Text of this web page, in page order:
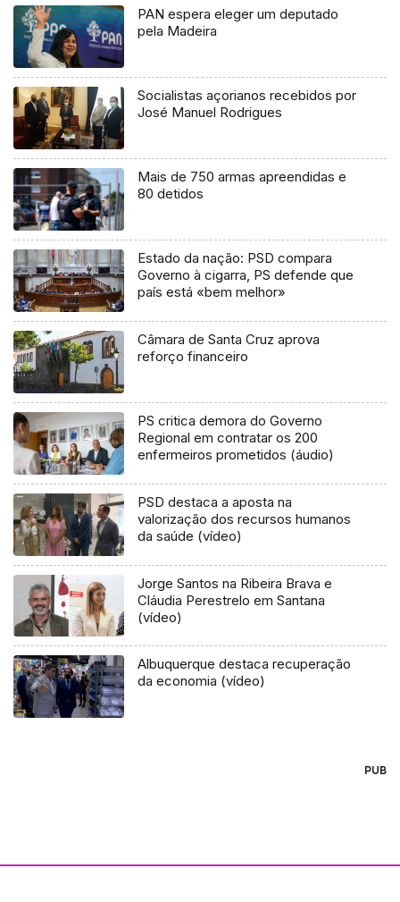
PAN espera eleger um deputado
pela Madeira
Socialistas açorianos recebidos por
José Manuel Rodrigues
Mais de 750 armas apreendidas e
80 detidos
Estado da nação: PSD compara
Governo à cigarra, PS defende que
país está «bem melhor»
Câmara de Santa Cruz aprova
reforço financeiro
PS critica demora do Governo
Regional em contratar os 200
enfermeiros prometidos (áudio)
PSD destaca a aposta na
valorização dos recursos humanos
da saúde (vídeo)
Jorge Santos na Ribeira Brava e
Cláudia Perestrelo em Santana
(vídeo)
Albuquerque destaca recuperação
da economia (vídeo)
PUB